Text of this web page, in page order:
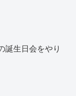
誕生日会をやり